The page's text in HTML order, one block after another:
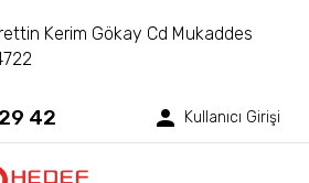
Kerim Gökay Cd Mukaddes
42 Kullanıcı Girişi